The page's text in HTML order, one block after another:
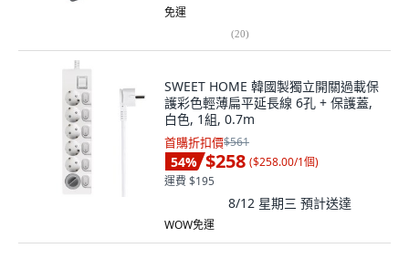
免運
(20)
SWEET HOME 韓國製獨立開關過載保
護彩色輕薄扁平延長線 6孔 + 保護蓋,
白色, 1組, 0.7m
首購折扣價$561
54% $258 ($258.00/1個)
運費 $195
8/12 星期三 預計送達
WOW免運